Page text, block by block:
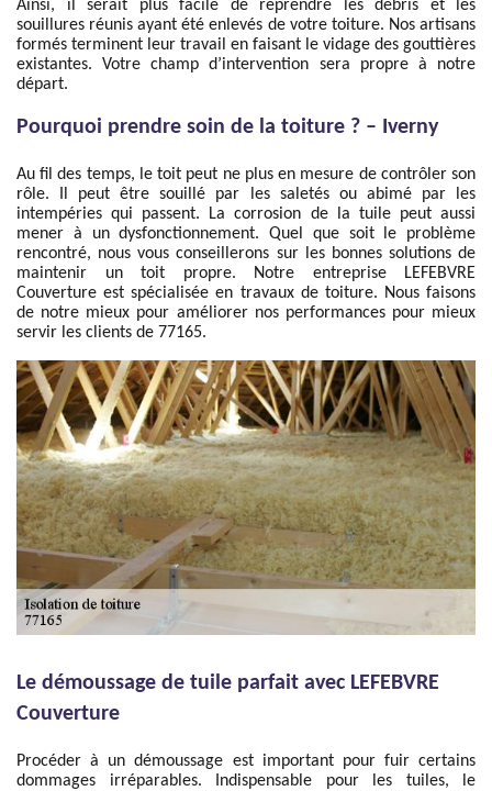
Ainsi, il serait plus facile de reprendre les débris et les
souillures réunis ayant été enlevés de votre toiture. Nos artisans
formés terminent leur travail en faisant le vidage des gouttières
existantes. Votre champ d’intervention sera propre à notre
départ.
Pourquoi prendre soin de la toiture ? – Iverny
Au fil des temps, le toit peut ne plus en mesure de contrôler son
rôle. Il peut être souillé par les saletés ou abimé par les
intempéries qui passent. La corrosion de la tuile peut aussi
mener à un dysfonctionnement. Quel que soit le problème
rencontré, nous vous conseillerons sur les bonnes solutions de
maintenir un toit propre. Notre entreprise LEFEBVRE
Couverture est spécialisée en travaux de toiture. Nous faisons
de notre mieux pour améliorer nos performances pour mieux
servir les clients de 77165.
Le démoussage de tuile parfait avec LEFEBVRE
Couverture
Procéder à un démoussage est important pour fuir certains
dommages irréparables. Indispensable pour les tuiles, le